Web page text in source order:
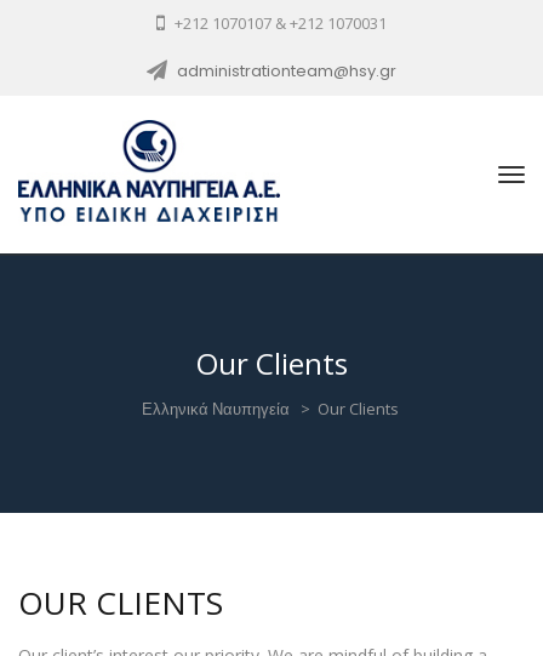
+212 1070107 & +212 1070031
administrationteam@hsy.gr
Our Clients
Ελληνικά Ναυπηγεία > Our Clients
OUR CLIENTS